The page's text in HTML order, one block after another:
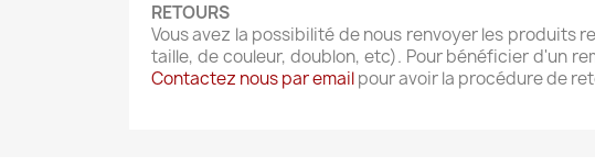
RETOURS
Vous avez la possibilité de nous renvoyer les produits
taille, de couleur, doublon, etc). Pour bénéficier d'un
Contactez nous par emailpour avoir la procédure de